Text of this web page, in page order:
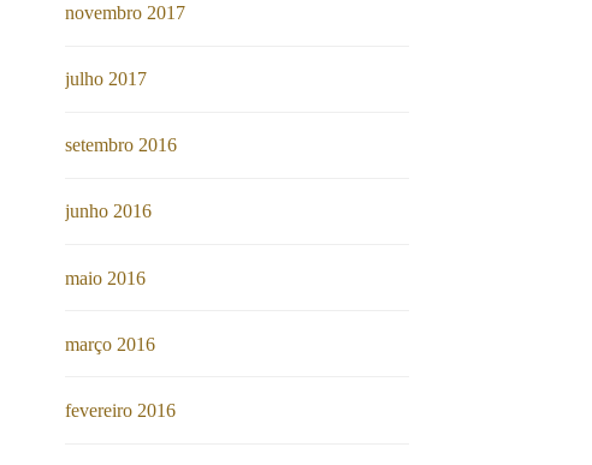
novembro 2017
julho 2017
setembro 2016
junho 2016
maio 2016
março 2016
fevereiro 2016